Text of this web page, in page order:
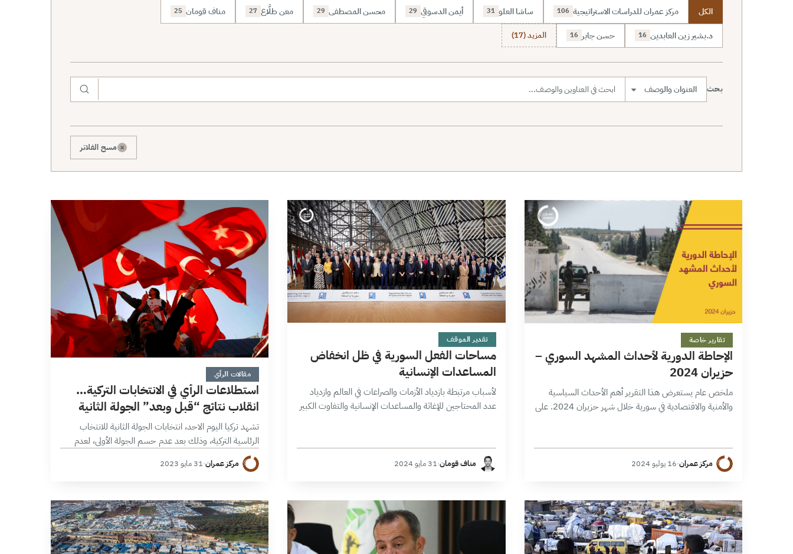
الكل مركز عمران للدراسات الاستراتيجية 106 ساشا العلو 31 أيمن الدسوقي 29 محسن المصطفى 29 معن طلَّاع 27 مناف قومان 25
د.بشير زين العابدين 16 حسن جابر 16 المزيد (17)
بحث نطاق البحث
× مسح الفلاتر
10 دقائق
تقارير خاصة
الإحاطة الدورية لأحداث المشهد السوري –
حزيران 2024
ملخص عام يستعرض هذا التقرير أهم الأحداث السياسية
والأمنية والاقتصادية في سورية خلال شهر حزيران 2024. على
مركز عمران·16 يوليو 2024
6 دقائق
تقدير الموقف
مساحات الفعل السورية في ظل انخفاض
المساعدات الإنسانية
لأسباب مرتبطة بازدياد الأزمات والصراعات في العالم وازدياد
عدد المحتاجين للإغاثة والمساعدات الإنسانية والتفاوت الكبير
تستوجب…
مناف قومان·31 مايو 2024
3 دقائق
مقالات الرأي
استطلاعات الرأي في الانتخابات التركية…
انقلاب نتائج “قبل وبعد” الجولة الثانية
تشهد تركيا اليوم الاحد، انتخابات الجولة الثانية للانتخاب
الرئاسية التركية، وذلك بعد عدم حسم الجولة الأولى، لعدم
عقدت في…مركز عمران·31 مايو 2023